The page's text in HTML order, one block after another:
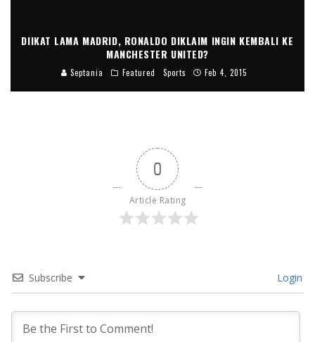
DIIKAT LAMA MADRID, RONALDO DIKLAIM INGIN KEMBALI KE
MANCHESTER UNITED?
Septania Featured Sports Feb 4, 2015
0
Article Rating
Subscribe Login